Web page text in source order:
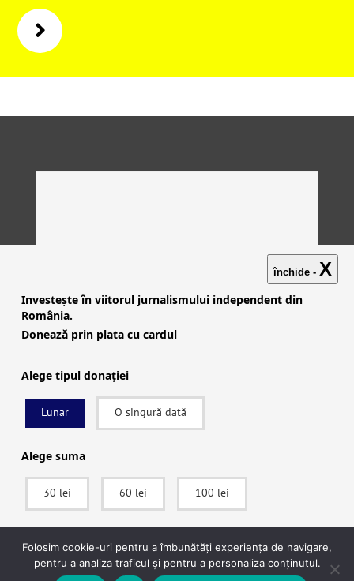
Investigații Știri |Explicative
facebook|instagram x (twitter)|youtube
Politica de confidențialitate|Politica de cookies
închide - X
Investește în viitorul jurnalismului independent din
România.
Donează prin plata cu cardul
Alege tipul donației
Lunar O singură dată
Alege suma
30 lei 60 lei 100 lei
SUSȚINE
Folosim cookie-uri pentru a îmbunătăți experiența de navigare,
pentru a analiza traficul și pentru a personaliza conținutul.